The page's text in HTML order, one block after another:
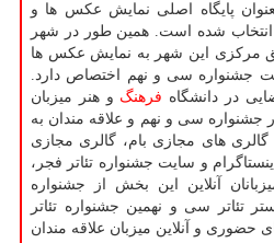
پایگاه اصلی نمایش عکس ها و
انتخاب شده است. همین طور در شهر
مرکزی این شهر به نمایش عکس ها
جشنواره سی و نهم اختصاص دارد.
در دانشگاه فرهنگ و هنر میزبان
سی و نهم و علاقه مندان به
های مجازی بام، گالری مجازی
و سایت جشنواره تئاتر فجر،
آنلاین این بخش از جشنواره
تئاتر سی و نهمین جشنواره تئاتر
دو فضای حضوری و آنلاین میزبان علاقه مندان